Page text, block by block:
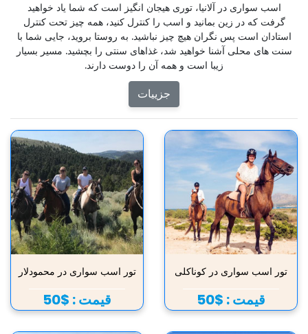
اسب سواری در آلانیا، توری هیجان انگیز است که شما یاد خواهید
گرفت که در زین بمانید و اسب را کنترل کنید، همه چیز تحت کنترل
استادان است پس نگران هیچ چیز نباشید. به روستا بروید، جایی شما با
سنت های محلی آشنا خواهید شد، غذاهای سنتی را بچشید. مسیر بسیار
زیبا است و همه آن را دوست دارند.
جزییات
تور اسب سواری در کوناکلی
قیمت : $50
تور اسب سواری در محمودلار
قیمت : $50